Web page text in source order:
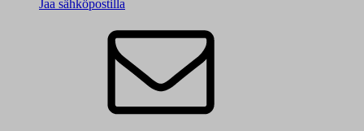
Jaa sähköpostilla